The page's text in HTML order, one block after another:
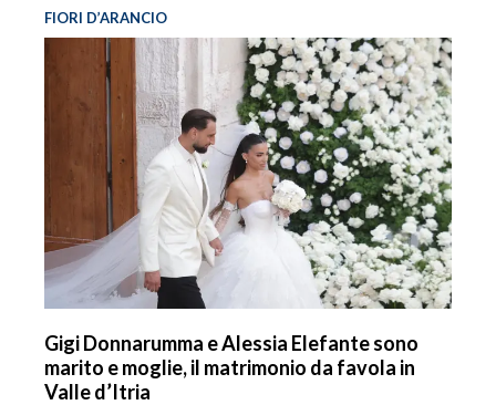
FIORI D’ARANCIO
Gigi Donnarumma e Alessia Elefante sono
marito e moglie, il matrimonio da favola in
Valle d’Itria